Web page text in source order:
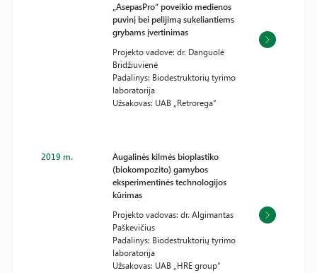
„AsepasPro“ poveikio medienos
puvinį bei pelijimą sukeliantiems
grybams įvertinimas
Projekto vadovė: dr. Danguolė
Bridžiuvienė
Padalinys: Biodestruktorių tyrimo
laboratorija
Užsakovas: UAB „Retrorega“
2019 m.
Augalinės kilmės bioplastiko
(biokompozito) gamybos
eksperimentinės technologijos
kūrimas
Projekto vadovas: dr. Algimantas
Paškevičius
Padalinys: Biodestruktorių tyrimo
laboratorija
Užsakovas: UAB „HRE group“